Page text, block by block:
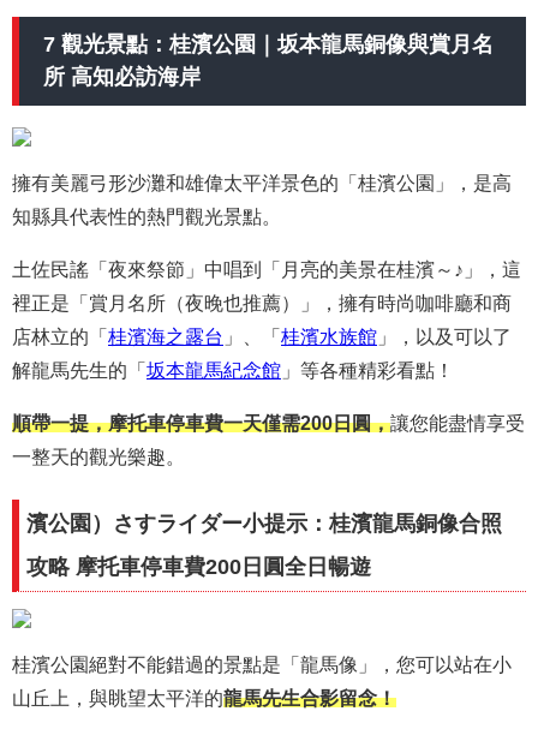
7 觀光景點：桂濱公園｜坂本龍馬銅像與賞月名
所 高知必訪海岸
擁有美麗弓形沙灘和雄偉太平洋景色的「桂濱公園」，是高
知縣具代表性的熱門觀光景點。
土佐民謠「夜來祭節」中唱到「月亮的美景在桂濱～♪」，這
裡正是 「賞月名所（夜晚也推薦）」，擁有時尚咖啡廳和商
店林立的「 桂濱海之露台 」、「 桂濱水族館 」，以及可以了
解龍馬先生的「 坂本龍馬紀念館 」等各種精彩看點！
順帶一提，摩托車停車費一天僅需200日圓，讓您能盡情享受
一整天的觀光樂趣。
濱公園）さすライダー小提示：桂濱龍馬銅像合照
攻略 摩托車停車費200日圓全日暢遊
桂濱公園絕對不能錯過的景點是「龍馬像」， 您可以站在小
山丘上，與眺望太平洋的龍馬先生合影留念！